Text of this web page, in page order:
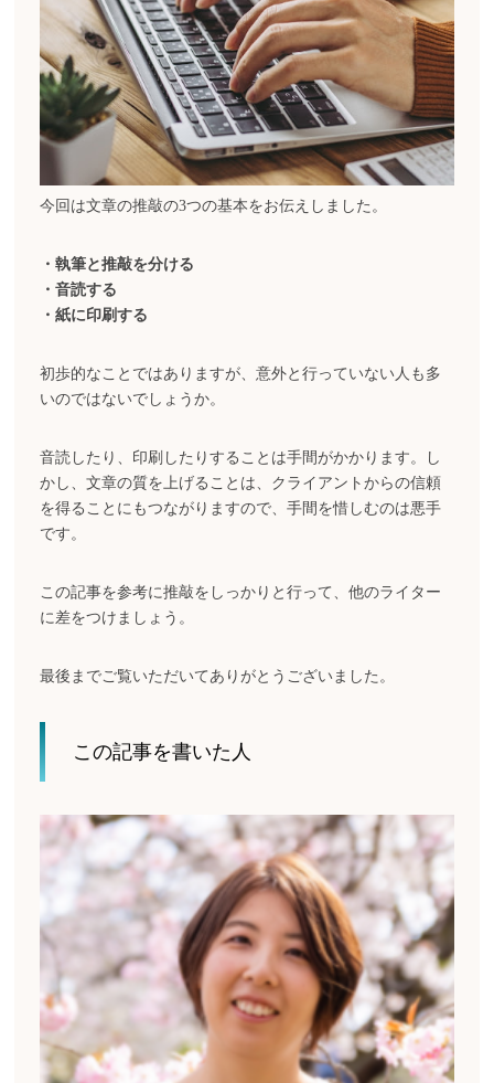
今回は文章の推敲の3つの基本をお伝えしました。
・執筆と推敲を分ける
・音読する
・紙に印刷する
初歩的なことではありますが、意外と行っていない人も多
いのではないでしょうか。
音読したり、印刷したりすることは手間がかかります。し
かし、文章の質を上げることは、クライアントからの信頼
を得ることにもつながりますので、手間を惜しむのは悪手
です。
この記事を参考に推敲をしっかりと行って、他のライター
に差をつけましょう。
最後までご覧いただいてありがとうございました。
この記事を書いた人